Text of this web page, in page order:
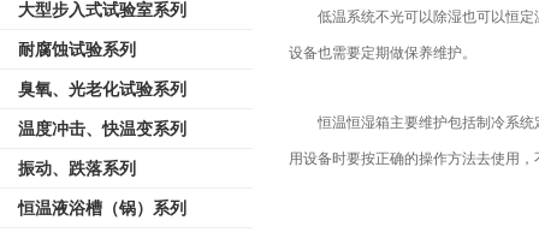
大型步入式试验室系列
耐腐蚀试验系列
臭氧、光老化试验系列
温度冲击、快温变系列
振动、跌落系列
恒温液浴槽（锅）系列
低温系统不光可以除湿也可以恒
设备也需要定期做保养维护。
恒温恒湿箱主要维护包括制冷系
用设备时要按正确的操作方法去使用